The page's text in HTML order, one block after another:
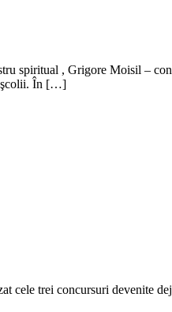
spiritual , Grigore Moisil –
şcolii. În […]
cele trei concursuri devenite